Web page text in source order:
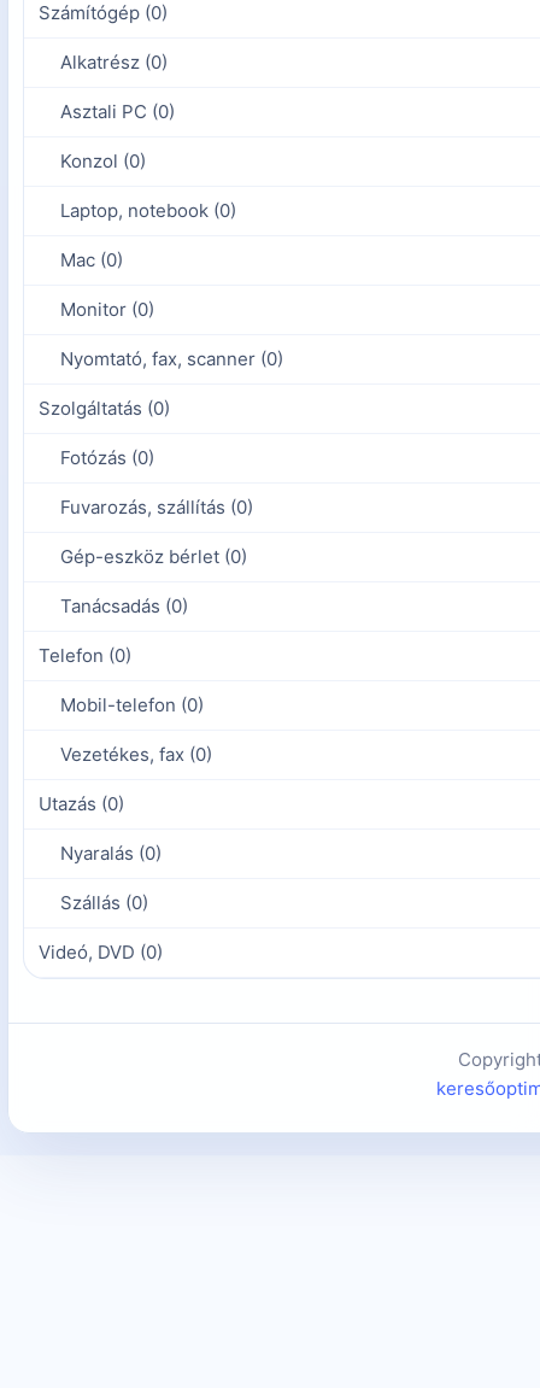
Számítógép (0)
Alkatrész (0)
Asztali PC (0)
Konzol (0)
Laptop, notebook (0)
Mac (0)
Monitor (0)
Nyomtató, fax, scanner (0)
Szolgáltatás (0)
Fotózás (0)
Fuvarozás, szállítás (0)
Gép-eszköz bérlet (0)
Tanácsadás (0)
Telefon (0)
Mobil-telefon (0)
Vezetékes, fax (0)
Utazás (0)
Nyaralás (0)
Szállás (0)
Videó, DVD (0)